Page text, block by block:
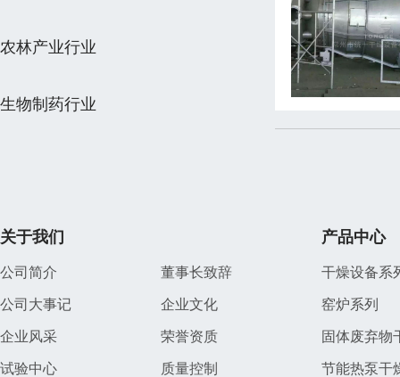
农林产业行业
生物制药行业
关于我们
公司简介 董事长致辞
公司大事记 企业文化
企业风采 荣誉资质
试验中心 质量控制
产品中心
干燥设备系
窑炉系列
固体废弃物
节能热泵干